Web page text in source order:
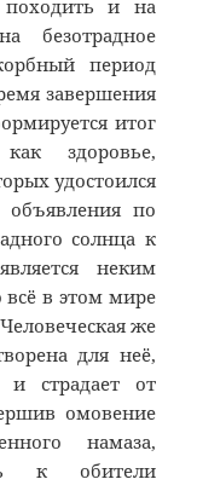
и на
период
завершения
итог
здоровье,
удостоился
по
солнца к
неким
в этом мире
же
для неё,
и страдает от
омовение
намаза,
к обители